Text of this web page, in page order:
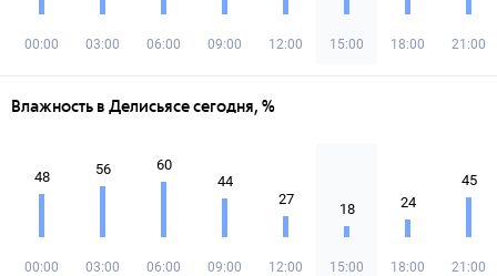
00:00 03:00 06:00 09:00 12:00 15:00 18:00 21:00
Влажность в Делисьясе сегодня, %
48
00:00
56
03:00
60
06:00
44
09:00
27
12:00
18
15:00
24
18:00
45
21:00